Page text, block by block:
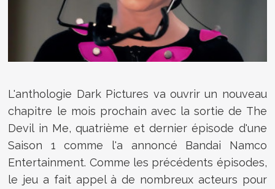
L'anthologie Dark Pictures va ouvrir un nouveau
chapitre le mois prochain avec la sortie de The
Devil in Me, quatrième et dernier épisode d'une
Saison 1 comme l'a annoncé Bandai Namco
Entertainment. Comme les précédents épisodes,
le jeu a fait appel à de nombreux acteurs pour